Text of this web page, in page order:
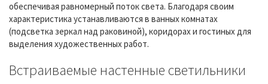
обеспечивая равномерный поток света. Благодаря своим
характеристика устанавливаются в ванных комнатах
(подсветка зеркал над раковиной), коридорах и гостиных для
выделения художественных работ.
Встраиваемые настенные светильники